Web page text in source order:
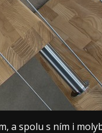
a spolu s ním i